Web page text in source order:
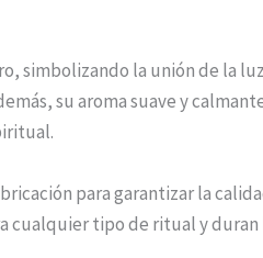
simbolizando la unión de la
su aroma suave y
para garantizar la
cualquier tipo de ritual y duran